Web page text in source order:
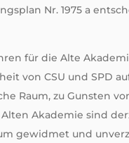
Nr. 1975 a
für die Alte
von CSU und SPD
Raum, zu Gunsten
Akademie sind
gewidmet und